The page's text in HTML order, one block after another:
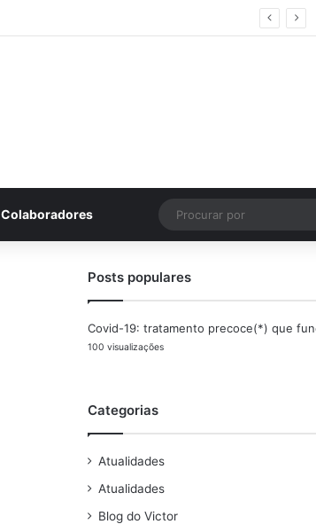
Colaboradores
Posts populares
Covid-19: tratamento precoce(*) que
100 visualizações
Categorias
Atualidades
Atualidades
Blog do Victor